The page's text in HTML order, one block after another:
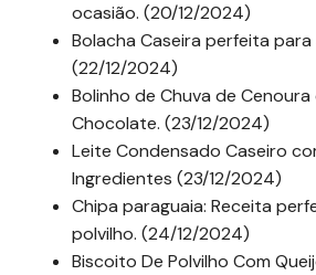
ocasião. (20/12/2024)
Bolacha Caseira perfeita para
(22/12/2024)
Bolinho de Chuva de
Chocolate. (23/12/2024)
Leite Condensado Caseiro
Ingredientes (23/12/2024)
Chipa paraguaia: Receita
polvilho. (24/12/2024)
Biscoito De Polvilho Com